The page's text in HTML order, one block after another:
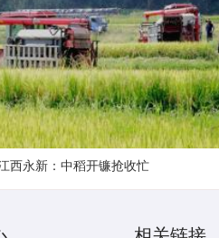
西永新：中稻开镰抢收忙